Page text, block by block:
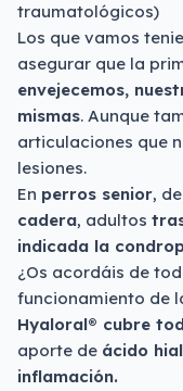
traumatológicos)
Los que vamos
asegurar que la
envejecemos,
mismas. Aunque
articulaciones que
lesiones.
En perros senior,
cadera, adultos
indicada la
¿Os acordáis de
funcionamiento de
Hyaloral® cubre
aporte de ácido
inflamación.